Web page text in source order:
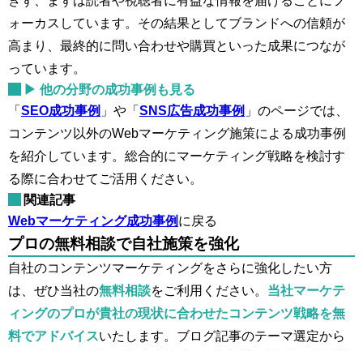
ォーカスしています。その結果としてブランドへの信頼が
高まり、最終的に問い合わせや購買といった成果につなが
っています。
▶ 他の分野の成功事例も見る
「 SEO成功事例 」や「 SNS広告成功事例 」のページでは、
コンテンツ以外のWebマーケティング施策による成功事例
を紹介しています。総合的にマーケティング戦略を検討す
る際に合わせてご活用ください。
関連記事
Webマーケティング成功事例 に戻る
プロの無料相談で自社施策を強化
自社のコンテンツマーケティングをさらに強化したい方
は、ぜひ当社の無料相談をご利用ください。 当社マーケテ
ィングのプロが貴社の現状に合わせたコンテンツ戦略を無
料でアドバイスいたします。ブログ記事のテーマ選定から